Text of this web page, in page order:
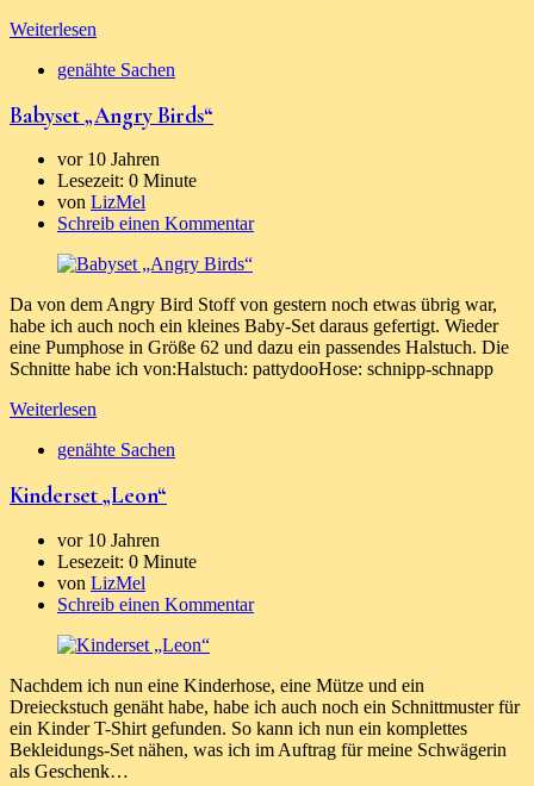
Weiterlesen
genähte Sachen
Babyset „Angry Birds“
vor 10 Jahren
Lesezeit: 0 Minute
von LizMel
Schreib einen Kommentar
Da von dem Angry Bird Stoff von gestern noch etwas übrig war,
habe ich auch noch ein kleines Baby-Set daraus gefertigt. Wieder
eine Pumphose in Größe 62 und dazu ein passendes Halstuch. Die
Schnitte habe ich von:Halstuch: pattydooHose: schnipp-schnapp
Weiterlesen
genähte Sachen
Kinderset „Leon“
vor 10 Jahren
Lesezeit: 0 Minute
von LizMel
Schreib einen Kommentar
Nachdem ich nun eine Kinderhose, eine Mütze und ein
Dreieckstuch genäht habe, habe ich auch noch ein Schnittmuster für
ein Kinder T-Shirt gefunden. So kann ich nun ein komplettes
Bekleidungs-Set nähen, was ich im Auftrag für meine Schwägerin
als Geschenk…